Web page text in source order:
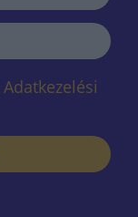
Adatkezelési